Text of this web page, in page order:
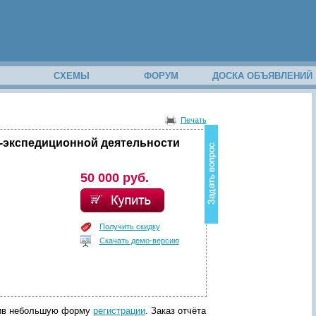
СХЕМЫ ФОРУМ ДОСКА ОБЪЯВЛЕНИЙ
о
з
с
п
о
с
о
д
е
р
Печать
деятельности
50 000 руб.
Получить скидку
Скачать демо-версию
небольшую форму регистрации. Заказ отчёта